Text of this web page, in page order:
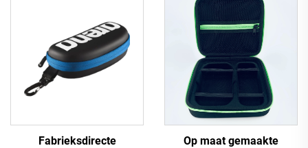
gemaakte waterdichte
ritszak
Fabrieksdirecte
Op maat gemaakte